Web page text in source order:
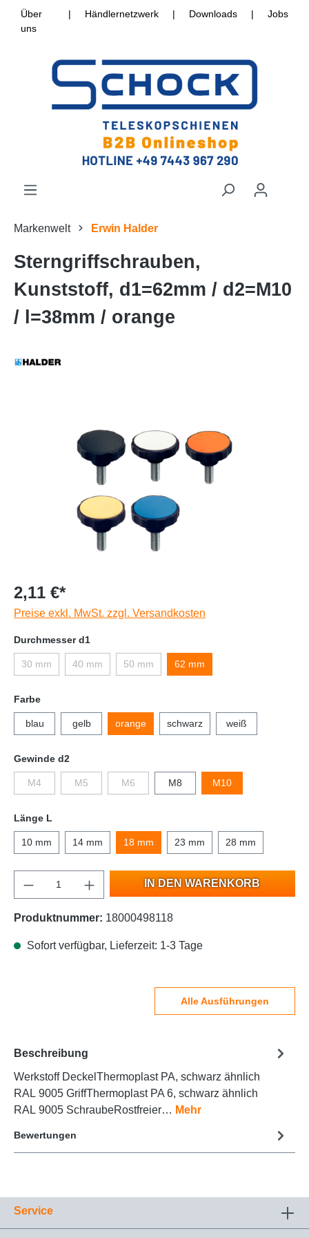
Über
uns
| Händlernetzwerk | Downloads | Jobs
Markenwelt Erwin Halder
Sterngriffschrauben,
Kunststoff, d1=62mm / d2=M10
/ l=38mm / orange
2,11 €*
Preise exkl. MwSt. zzgl. Versandkosten
Durchmesser d1
30 mm 40 mm 50 mm 62 mm
Farbe
blau gelb orange schwarz weiß
Gewinde d2
M4 M5 M6 M8 M10
Länge L
10 mm 14 mm 18 mm 23 mm 28 mm
IN DEN WARENKORB
Produktnummer: 18000498118
Sofort verfügbar, Lieferzeit: 1-3 Tage
Alle Ausführungen
Beschreibung
Werkstoff DeckelThermoplast PA, schwarz ähnlich
RAL 9005 GriffThermoplast PA 6, schwarz ähnlich
RAL 9005 SchraubeRostfreier… Mehr
Bewertungen
Service